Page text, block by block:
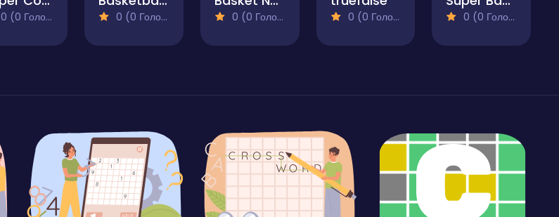
0 (0 Голосів) 0 (0 Голосів) 0 (0 Голосів) 0 (0 Голосів) 0 (0 Голосів)